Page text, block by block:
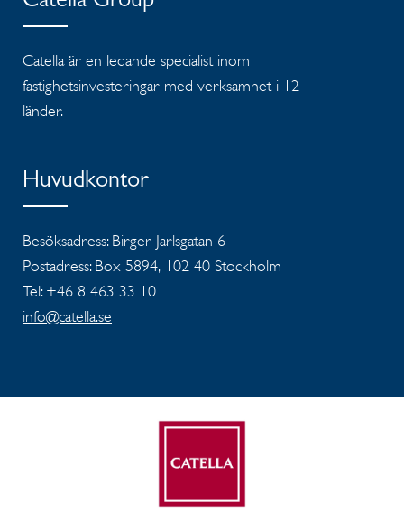
Catella är en ledande specialist inom
fastighetsinvesteringar med verksamhet i 12
länder.
Huvudkontor
Besöksadress: Birger Jarlsgatan 6
Postadress: Box 5894, 102 40 Stockholm
Tel: +46 8 463 33 10
info@catella.se